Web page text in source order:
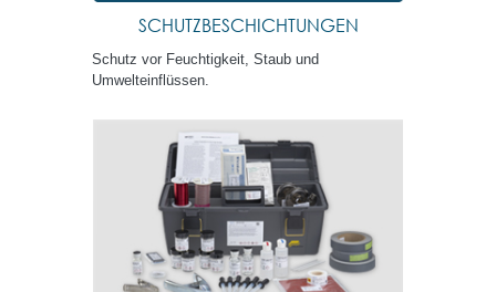
SCHUTZBESCHICHTUNGEN
Schutz vor Feuchtigkeit, Staub und
Umwelteinflüssen.